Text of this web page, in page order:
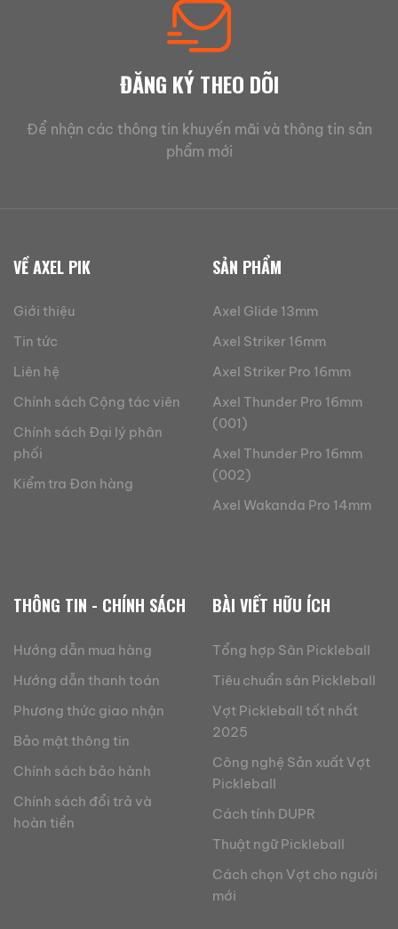
ĐĂNG KÝ THEO DÕI
Để nhận các thông tin khuyến mãi và thông tin sản
phẩm mới
VỀ AXEL PIK
Giới thiệu
Tin tức
Liên hệ
Chính sách Cộng tác viên
Chính sách Đại lý phân
phối
Kiểm tra Đơn hàng
SẢN PHẨM
Axel Glide 13mm
Axel Striker 16mm
Axel Striker Pro 16mm
Axel Thunder Pro 16mm
(001)
Axel Thunder Pro 16mm
(002)
Axel Wakanda Pro 14mm
THÔNG TIN - CHÍNH SÁCH
Hướng dẫn mua hàng
Hướng dẫn thanh toán
Phương thức giao nhận
Bảo mật thông tin
Chính sách bảo hành
Chính sách đổi trả và
hoàn tiền
BÀI VIẾT HỮU ÍCH
Tổng hợp Sân Pickleball
Tiêu chuẩn sân Pickleball
Vợt Pickleball tốt nhất
2025
Công nghệ Sản xuất Vợt
Pickleball
Cách tính DUPR
Thuật ngữ Pickleball
Cách chọn Vợt cho người
mới